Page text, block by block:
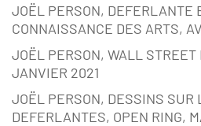
JOËL PERSON, DEFERLANTE
CONNAISSANCE DES ARTS,
JOËL PERSON, WALL STREET
JANVIER 2021
JOËL PERSON, DESSINS SUR
DEFERLANTES, OPEN RING,